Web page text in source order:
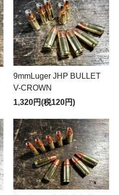
9mmLuger JHP BULLET
V-CROWN
1,320円(税120円)